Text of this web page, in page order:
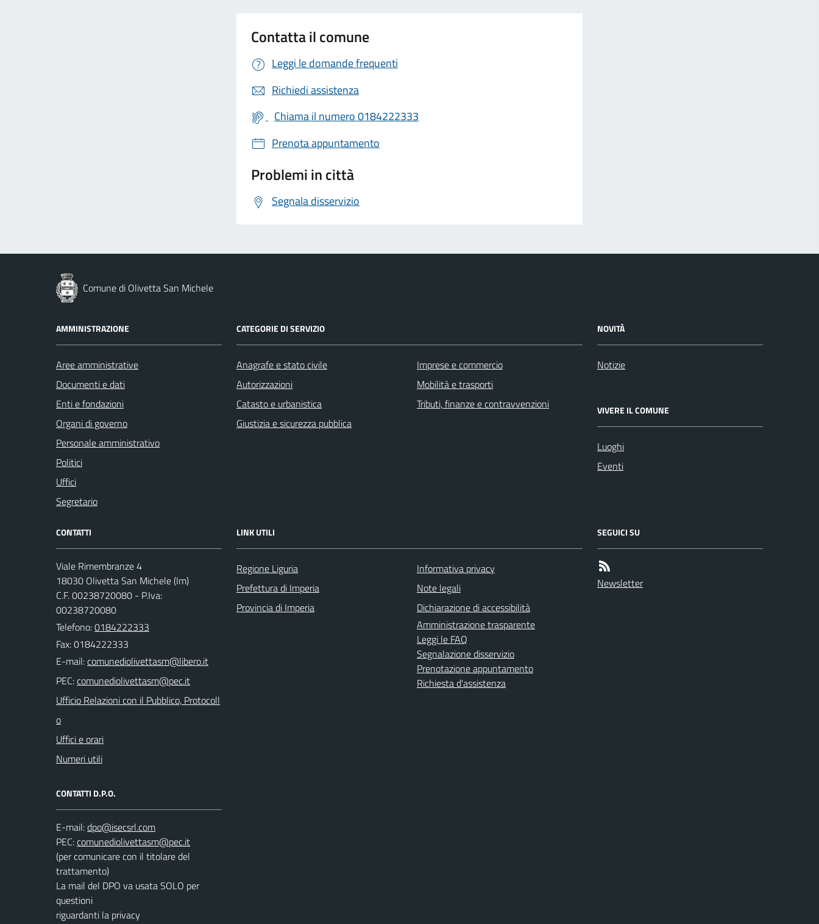
Contatta il comune
Leggi le domande frequenti
Richiedi assistenza
Chiama il numero 0184222333
Prenota appuntamento
Problemi in città
Segnala disservizio
Comune di Olivetta San Michele
AMMINISTRAZIONE
Aree amministrative
Documenti e dati
Enti e fondazioni
Organi di governo
Personale amministrativo
Politici
Uffici
Segretario
CATEGORIE DI SERVIZIO
Anagrafe e stato civile
Autorizzazioni
Catasto e urbanistica
Giustizia e sicurezza pubblica
Imprese e commercio
Mobilità e trasporti
Tributi, finanze e contravvenzioni
NOVITÀ
Notizie
VIVERE IL COMUNE
Luoghi
Eventi
CONTATTI
Viale Rimembranze 4
18030 Olivetta San Michele (Im)
C.F. 00238720080 - P.Iva:
00238720080
Telefono:0184222333
Fax: 0184222333
E-mail:
PEC:
Ufficio Relazioni con il Pubblico, Protocoll
o
Uffici e orari
Numeri utili
CONTATTI D.P.O.
E-mail:
PEC:
(per comunicare con il titolare del
trattamento)
La mail del DPO va usata SOLO per
questioni
riguardanti la privacy
LINK UTILI
Regione Liguria
Prefettura di Imperia
Provincia di Imperia
Informativa privacy
Note legali
Dichiarazione di accessibilità
Amministrazione trasparente
Leggi le FAQ
Segnalazione disservizio
Prenotazione appuntamento
Richiesta d'assistenza
SEGUICI SU
Newsletter